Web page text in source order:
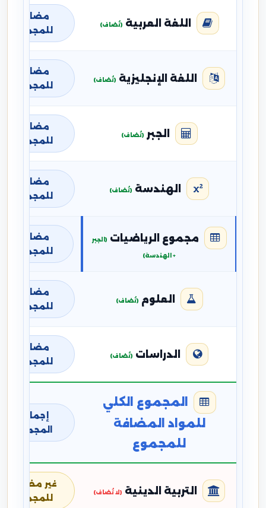
اللغة العربية (تُضاف)
مضافة
للمجموع
اللغة الإنجليزية (تُضاف)
مضافة
للمجموع
الجبر (تُضاف)
مضافة
للمجموع
الهندسة (تُضاف)
مضافة
للمجموع
مجموع الرياضيات (الجبر
+ الهندسة)
مضافة
للمجموع
العلوم (تُضاف)
مضافة
للمجموع
الدراسات (تُضاف)
مضافة
للمجموع
المجموع الكلي
للمواد المضافة
للمجموع
إجمالي
المجموع
التربية الدينية (لا تُضاف)
غير مضافة
للمجموع